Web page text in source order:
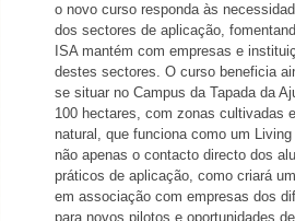
o novo curso responda às
dos sectores de aplicação,
ISA mantém com empresas e
destes sectores. O curso beneficia
se situar no Campus da Tapada da
100 hectares, com zonas cultivadas
natural, que funciona como um Living
não apenas o contacto directo dos
práticos de aplicação, como criará
em associação com empresas dos
para novos pilotos e oportunidades